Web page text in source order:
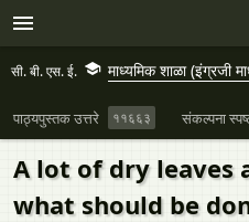
सी. बी. एस. ई. माध्यमिक शाळा (इंग्रजी
पाठ्यपुस्तक उत्तरे ११६६३ संकल्पना
A lot of dry leaves
what should be